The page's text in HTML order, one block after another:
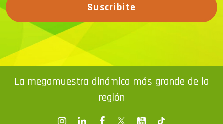
Suscribite
La megamuestra dinámica más grande de la
región